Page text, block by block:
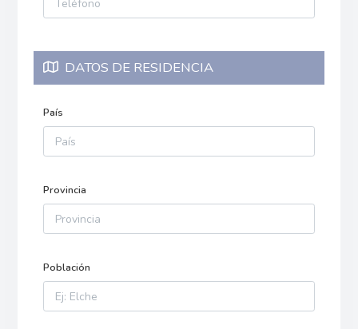
DATOS DE RESIDENCIA
País
Provincia
Población